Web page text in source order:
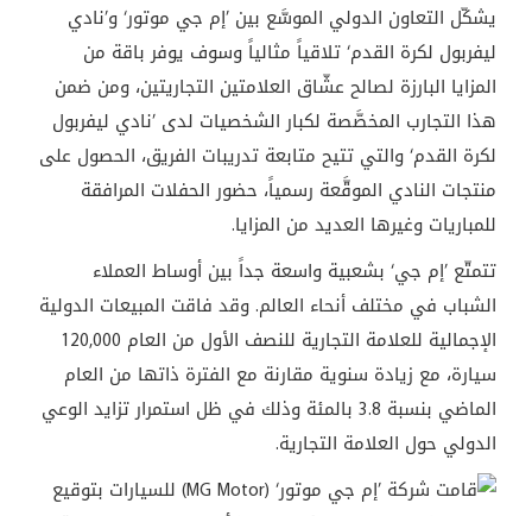
يشكّل التعاون الدولي الموسَّع بين ’إم جي موتور‘ و’نادي
ليفربول لكرة القدم‘ تلاقياً مثالياً وسوف يوفر باقة من
المزايا البارزة لصالح عشّاق العلامتين التجاريتين، ومن ضمن
هذا التجارب المخصَّصة لكبار الشخصيات لدى ’نادي ليفربول
لكرة القدم‘ والتي تتيح متابعة تدريبات الفريق، الحصول على
منتجات النادي الموقَّعة رسمياً، حضور الحفلات المرافقة
للمباريات وغيرها العديد من المزايا.
تتمتّع ’إم جي‘ بشعبية واسعة جداً بين أوساط العملاء
الشباب في مختلف أنحاء العالم. وقد فاقت المبيعات الدولية
الإجمالية للعلامة التجارية للنصف الأول من العام 120,000
سيارة، مع زيادة سنوية مقارنة مع الفترة ذاتها من العام
الماضي بنسبة 3.8 بالمئة وذلك في ظل استمرار تزايد الوعي
الدولي حول العلامة التجارية.